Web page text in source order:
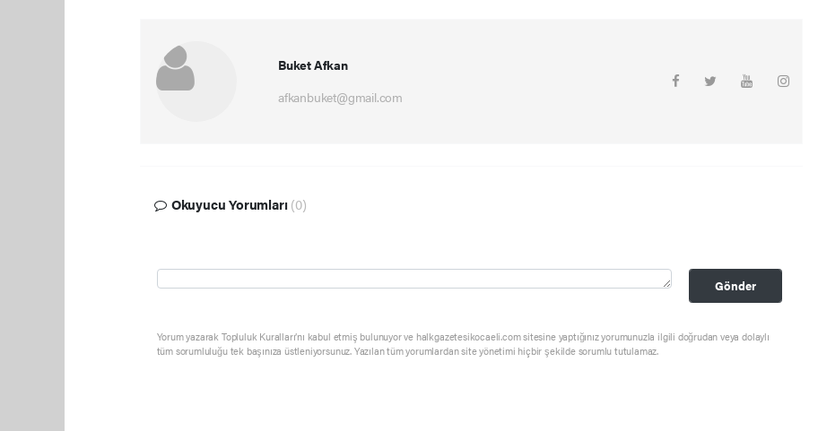
Buket Afkan
afkanbuket@gmail.com
Okuyucu Yorumları (0)
Gönder
Yorum yazarak Topluluk Kuralları’nı kabul etmiş bulunuyor ve halkgazetesikocaeli.com sitesine yaptığınız yorumunuzla ilgili doğrudan veya dolaylı
tüm sorumluluğu tek başınıza üstleniyorsunuz. Yazılan tüm yorumlardan site yönetimi hiçbir şekilde sorumlu tutulamaz.